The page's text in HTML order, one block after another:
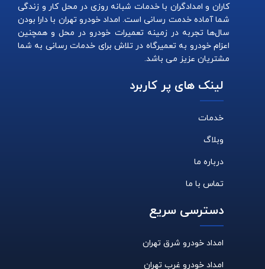
کاران و امدادگران با خدمات شبانه روزی در محل کار و زندگی
شما آماده خدمت رسانی است. امداد خودرو تهران با دارا بودن
سال‌ها تجربه در زمینه تعمیرات خودرو در محل و همچنین
اعزام خودرو به تعمیرگاه در تلاش برای خدمات رسانی به شما
مشتریان عزیز می باشد.
لینک های پر کاربرد
خدمات
وبلاگ
درباره ما
تماس با ما
دسترسی سریع
امداد خودرو شرق تهران
امداد خودرو غرب تهران